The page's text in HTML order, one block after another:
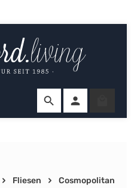
Fliesen Cosmopolitan